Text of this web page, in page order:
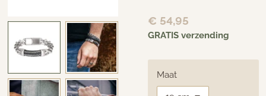
€ 54,95
GRATIS verzending
Maat